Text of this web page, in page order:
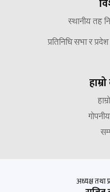
स्थानीय तह
प्रतिनिधि सभा र
अध्यक्ष तथा